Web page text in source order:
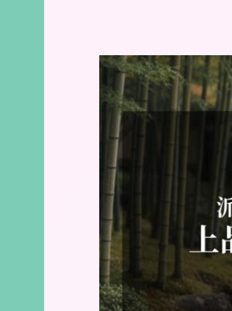
タルBLOG｜Maiで成人式振袖｜名古